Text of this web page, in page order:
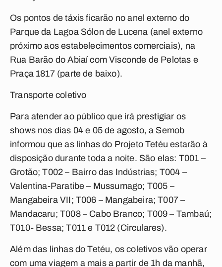
Os pontos de táxis ficarão no anel externo do
Parque da Lagoa Sólon de Lucena (anel externo
próximo aos estabelecimentos comerciais), na
Rua Barão do Abiaí com Visconde de Pelotas e
Praça 1817 (parte de baixo).
Transporte coletivo
Para atender ao público que irá prestigiar os
shows nos dias 04 e 05 de agosto, a Semob
informou que as linhas do Projeto Tetéu estarão à
disposição durante toda a noite. São elas: T001 –
Grotão; T002 – Bairro das Indústrias; T004 –
Valentina-Paratibe – Mussumago; T005 –
Mangabeira VII; T006 – Mangabeira; T007 –
Mandacaru; T008 – Cabo Branco; T009 – Tambaú;
T010- Bessa; T011 e T012 (Circulares).
Além das linhas do Tetéu, os coletivos vão operar
com uma viagem a mais a partir de 1h da manhã,